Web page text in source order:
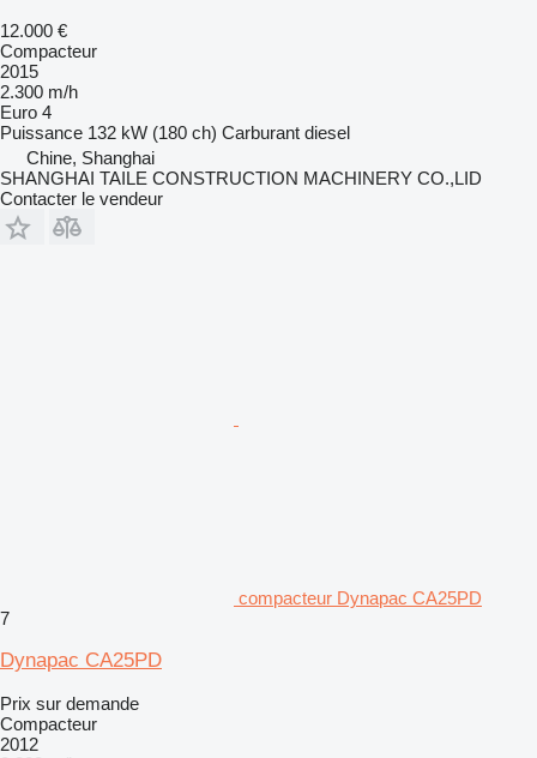
12.000 €
Compacteur
2015
2.300 m/h
Euro 4
Puissance 132 kW (180 ch) Carburant diesel
Chine, Shanghai
SHANGHAI TAILE CONSTRUCTION MACHINERY CO.,LID
Contacter le vendeur
compacteur Dynapac CA25PD
7
Dynapac CA25PD
Prix sur demande
Compacteur
2012